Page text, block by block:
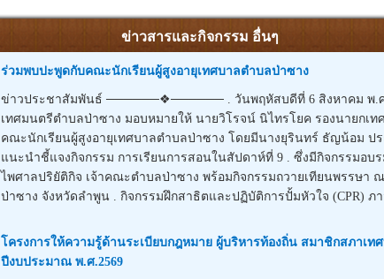
ข่าวสารและกิจกรรม อื่นๆ
ร่วมพบปะพูดกับคณะนักเรียนผู้สูงอายุเทศบาลตำบลป่าซาง
ข่าวประชาสัมพันธ์ ──────❖────── . วันพฤหัสบดีที่ 6 สิงหาคม พ.ศ
เทศมนตรีตำบลป่าซาง มอบหมายให้ นายวิโรจน์ นิไทรโยค รองนายกเ
คณะนักเรียนผู้สูงอายุเทศบาลตำบลป่าซาง โดยมีนางยุรินทร์ ธัญน้อม ปร
แนะนำชี้แจงกิจกรรม การเรียนการสอนในสัปดาห์ที่ 9 . ซึ่งมีกิจกรรมอบ
ไพศาลปริยัติกิจ เจ้าคณะตำบลป่าซาง พร้อมกิจกรรมถวายเทียนพรรษา
ป่าซาง จังหวัดลำพูน . กิจกรรมฝึกสาธิตและปฏิบัติการปั้มหัวใจ (CPR) ภา
โครงการให้ความรู้ด้านระเบียบกฎหมาย ผู้บริหารท้องถิ่น สมาชิกสภาเท
ปีงบประมาณ พ.ศ.2569